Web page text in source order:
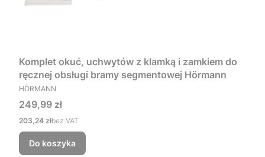
Komplet okuć, uchwytów z klamką i zamkiem do
ręcznej obsługi bramy segmentowej Hörmann
PRODUCENT
HÖRMANN
Cena
249,99 zł
Cena
203,24 złbez VAT
Do koszyka